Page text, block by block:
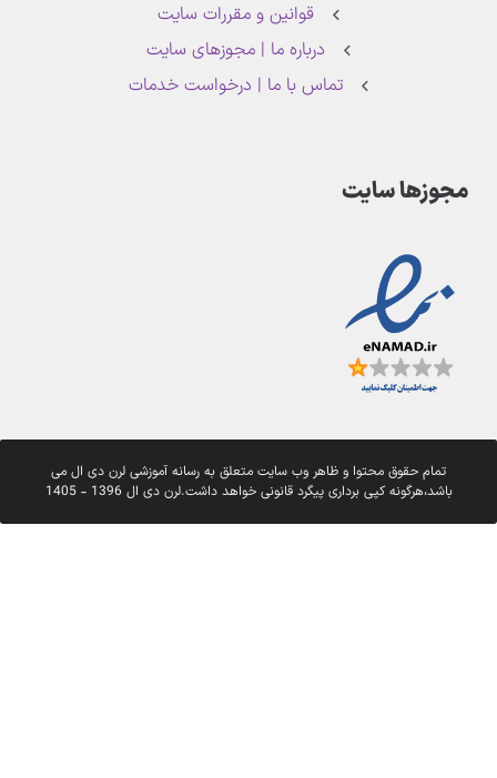
قوانین و مقررات سایت
درباره ما | مجوزهای سایت
تماس با ما | درخواست خدمات
مجوزها سایت
تمام حقوق محتوا و ظاهر وب سایت متعلق به رسانه آموزشی لرن دی ال می
باشد،هرگونه کپی برداری پیگرد قانونی خواهد داشت.لرن دی ال 1396 - 1405